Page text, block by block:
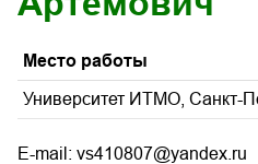
Место работы
Университет ИТМО, Санкт-
E-mail: vs410807@yandex.ru